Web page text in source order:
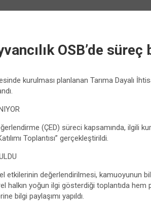
OSB’de süreç
kurulması planlanan Tarıma Dayalı
(ÇED) süreci kapsamında, ilgili
Toplantısı” gerçekleştirildi.
etkilerinin değerlendirilmesi, kamuoyunun
halkın yoğun ilgi gösterdiği toplantıda hem
bilgi paylaşımı yapıldı.